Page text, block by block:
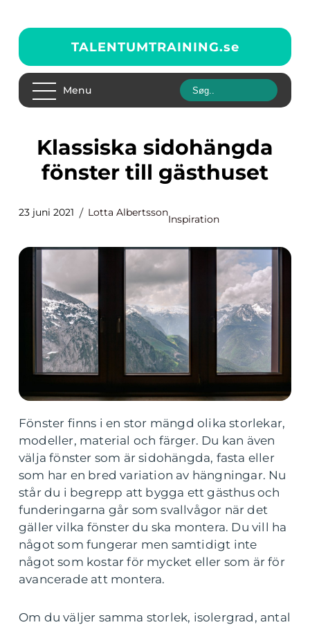
TALENTUMTRAINING.se
Menu
Klassiska sidohängda
fönster till gästhuset
23 juni 2021 Lotta Albertsson
Inspiration
Fönster finns i en stor mängd olika storlekar,
modeller, material och färger. Du kan även
välja fönster som är sidohängda, fasta eller
som har en bred variation av hängningar. Nu
står du i begrepp att bygga ett gästhus och
funderingarna går som svallvågor när det
gäller vilka fönster du ska montera. Du vill ha
något som fungerar men samtidigt inte
något som kostar för mycket eller som är för
avancerade att montera.
Om du väljer samma storlek, isolergrad, antal